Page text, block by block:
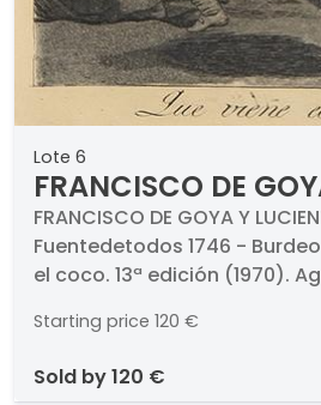
Lote 6
FRANCISCO DE
LUCIENTES - Que
FRANCISCO DE GOYA Y
Fuentedetodos 1746 -
el coco. 13ª edición (1970).
Numerado (P. 3). Medidas 215
1970.. Pertenece a la serie de
Starting price 120 €
sold by120 €